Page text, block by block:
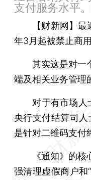
支付服务水平
【财新网】最
年3月起被禁止商
其实这是对一个
端及相关业务管理
对于有市场人士
央行支付结算司人
是针对二维码支付
《通知》的核心
强清理虚假商户和